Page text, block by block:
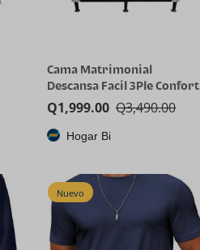
Cama Matrimonial
Descansa Facil 3Ple Confort
Q3,490.00
Q1,999.00
Hogar Bi
Nuevo